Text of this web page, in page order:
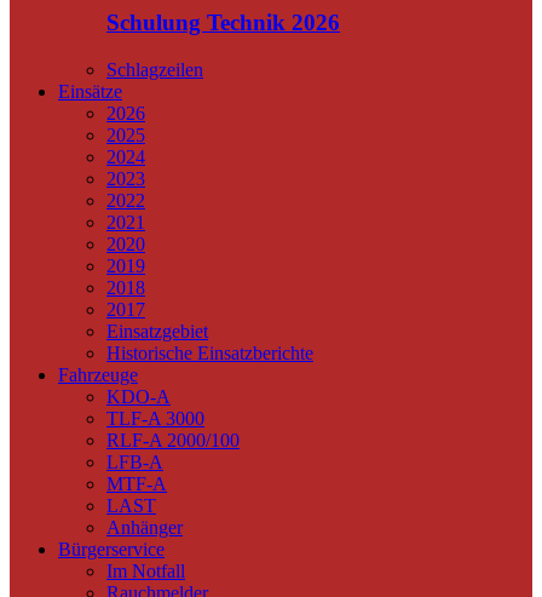
Schulung Technik 2026
Schlagzeilen
Einsätze
2026
2025
2024
2023
2022
2021
2020
2019
2018
2017
Einsatzgebiet
Historische Einsatzberichte
Fahrzeuge
KDO-A
TLF-A 3000
RLF-A 2000/100
LFB-A
MTF-A
LAST
Anhänger
Bürgerservice
Im Notfall